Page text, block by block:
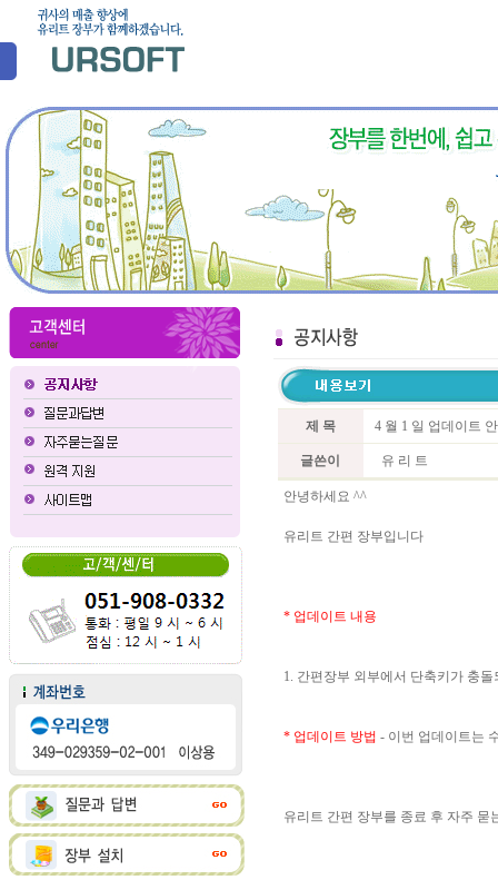
제 목 4 월 1 일 업데이트
글쓴이 유 리 트
안녕하세요 ^^
유리트 간편 장부입니다
* 업데이트 내용
1. 간편장부 외부에서 단축키가 충
* 업데이트 방법 - 이번 업데이트는
유리트 간편 장부를 종료 후 자주